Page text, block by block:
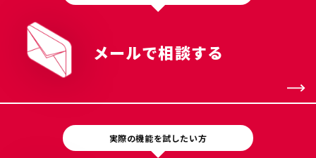
メールで相談する
実際の機能を試したい方